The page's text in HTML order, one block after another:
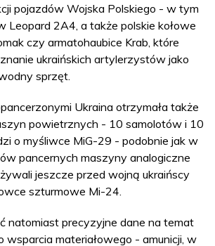
pojazdów Wojska Polskiego - w tym
Leopard 2A4, a także polskie kołowe
czy armatohaubice Krab, które
ukraińskich artylerzystów jako
sprzęt.
Ukraina otrzymała także
powietrznych - 10 samolotów i 10
o myśliwce MiG-29 - podobnie jak w
pancernych maszyny analogiczne
jeszcze przed wojną ukraińscy
szturmowe Mi-24.
natomiast precyzyjne dane na temat
wsparcia materiałowego - amunicji, w